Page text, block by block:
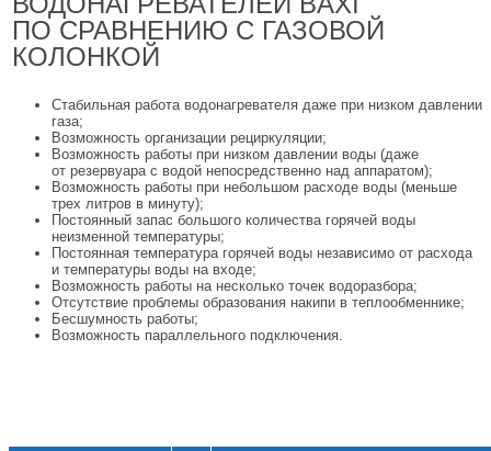
ПО СРАВНЕНИЮ С ГАЗОВОЙ
КОЛОНКОЙ
Стабильная работа водонагревателя даже при низком давлении
газа;
Возможность организации рециркуляции;
Возможность работы при низком давлении воды (даже
от резервуара с водой непосредственно над аппаратом);
Возможность работы при небольшом расходе воды (меньше
трех литров в минуту);
Постоянный запас большого количества горячей воды
неизменной температуры;
Постоянная температура горячей воды независимо от расхода
и температуры воды на входе;
Возможность работы на несколько точек водоразбора;
Отсутствие проблемы образования накипи в теплообменнике;
Бесшумность работы;
Возможность параллельного подключения.